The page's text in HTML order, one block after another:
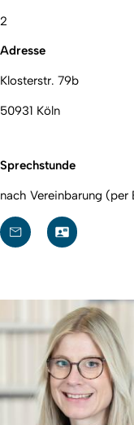
2
Adresse
Klosterstr. 79b
50931 Köln
Sprechstunde
nach Vereinbarung (per